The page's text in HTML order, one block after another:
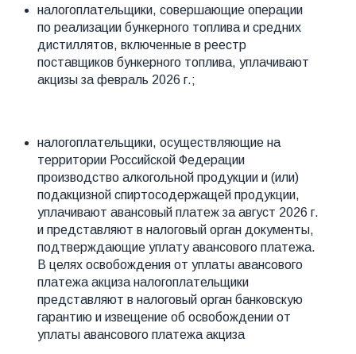
налогоплательщики, совершающие операции
по реализации бункерного топлива и средних
дистиллятов, включенные в реестр
поставщиков бункерного топлива, уплачивают
акцизы за февраль 2026 г.;
налогоплательщики, осуществляющие на
территории Российской Федерации
производство алкогольной продукции и (или)
подакцизной спиртосодержащей продукции,
уплачивают авансовый платеж за август 2026 г.
и представляют в налоговый орган документы,
подтверждающие уплату авансового платежа.
В целях освобождения от уплаты авансового
платежа акциза налогоплательщики
представляют в налоговый орган банковскую
гарантию и извещение об освобождении от
уплаты авансового платежа акциза